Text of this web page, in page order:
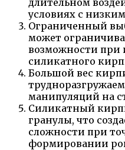
условиях с
Ограниченный
может
возможности при
силикатного
Большой вес
манипуляций на
Силикатный
гранулы, что
сложности при
формировании